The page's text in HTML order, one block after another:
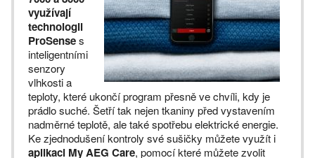
využívají
technologii
ProSenses
inteligentními
senzory
vlhkosti a
teploty, které ukončí program přesně ve chvíli, kdy je
prádlo suché. Šetří tak nejen tkaniny před vystavením
nadměrné teplotě, ale také spotřebu elektrické energie.
Ke zjednodušení kontroly své sušičky můžete využít i
aplikaci My AEG Care, pomocí které můžete zvolit